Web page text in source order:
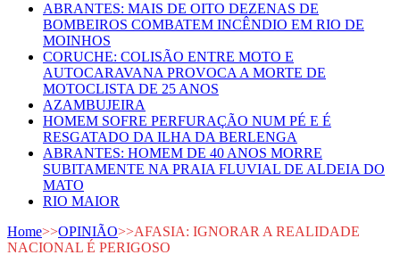
ABRANTES: MAIS DE OITO DEZENAS DE
BOMBEIROS COMBATEM INCÊNDIO EM RIO DE
MOINHOS
CORUCHE: COLISÃO ENTRE MOTO E
AUTOCARAVANA PROVOCA A MORTE DE
MOTOCLISTA DE 25 ANOS
AZAMBUJEIRA
HOMEM SOFRE PERFURAÇÃO NUM PÉ E É
RESGATADO DA ILHA DA BERLENGA
ABRANTES: HOMEM DE 40 ANOS MORRE
SUBITAMENTE NA PRAIA FLUVIAL DE ALDEIA DO
MATO
RIO MAIOR
Home>>OPINIÃO>>AFASIA: IGNORAR A REALIDADE
NACIONAL É PERIGOSO